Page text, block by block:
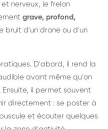
nerveux, le frelon
grave, profond,
bruit d'un drone ou d'un
D'abord, il rend la
avant même qu'on
il permet souvent
directement : se poster à
et écouter quelques